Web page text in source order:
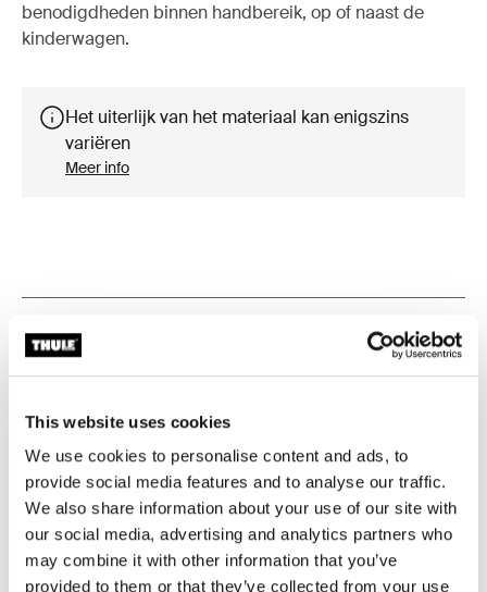
This website uses cookies
We use cookies to personalise content and ads, to
provide social media features and to analyse our traffic.
We also share information about your use of our site with
our social media, advertising and analytics partners who
may combine it with other information that you’ve
provided to them or that they’ve collected from your use
benodigdheden binnen handbereik, op of naast de
kinderwagen.
Het uiterlijk van het materiaal kan enigszins
variëren
Meer info
Productomschrijving
Toggle techspec
Technische specificaties
Toggle guides and instructions
Instructies
Beoordelingen